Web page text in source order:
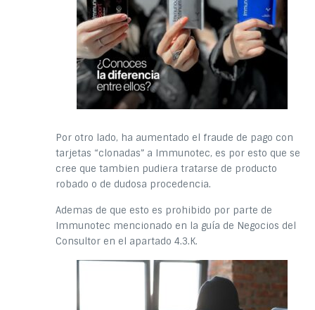
Por otro lado, ha aumentado el fraude de pago con
tarjetas “clonadas” a Immunotec, es por esto que se
cree que tambien pudiera tratarse de producto
robado o de dudosa procedencia.
Ademas de que esto es prohibido por parte de
Immunotec mencionado en la guía de Negocios del
Consultor en el apartado 4.3.K.